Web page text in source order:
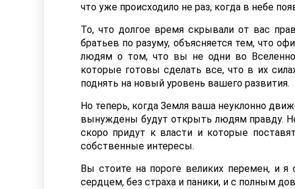
что уже происходило не раз, когда в небе
То, что долгое время скрывали от вас
братьев по разуму, объясняется тем, что
людям о том, что вы не одни во
которые готовы сделать все, что в их
поднять на новый уровень вашего развития.
Но теперь, когда Земля ваша неуклонно
вынуждены будут открыть людям правду.
скоро придут к власти и которые
собственные интересы.
Вы стоите на пороге великих перемен, и
сердцем, без страха и паники, и с полным